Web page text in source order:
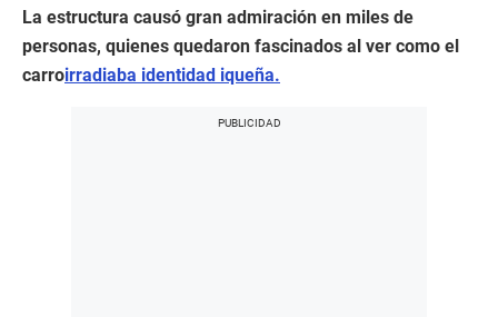
La estructura causó gran admiración en miles de
personas, quienes quedaron fascinados al ver como el
carroirradiaba identidad iqueña.